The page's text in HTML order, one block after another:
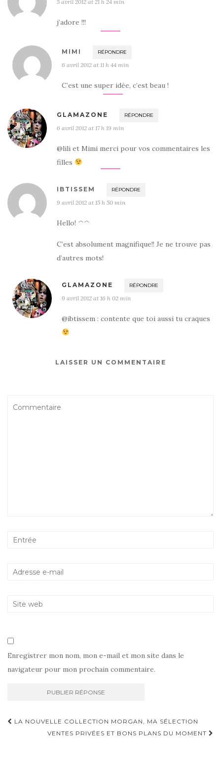
5 avril 2012 at 21 h 24 min
j’adore !!!
MIMI RÉPONDRE
6 avril 2012 at 11 h 44 min
C’est une super idée, c’est beau !
GLAMAZONE RÉPONDRE
6 avril 2012 at 17 h 19 min
@lili et Mimi merci pour vos commentaires les
filles
IBTISSEM RÉPONDRE
9 avril 2012 at 15 h 50 min
Hello! ^^
C’est absolument magnifique!! Je ne trouve pas
d’autres mots!
GLAMAZONE RÉPONDRE
9 avril 2012 at 16 h 02 min
@ibtissem : contente que toi aussi tu craques
LAISSER UN COMMENTAIRE
Enregistrer mon nom, mon e-mail et mon site dans le
navigateur pour mon prochain commentaire.
Navigation
d'article
LA NOUVELLE COLLECTION MORGAN, MA SÉLECTION
VENTES PRIVÉES ET BONS PLANS DU MOMENT